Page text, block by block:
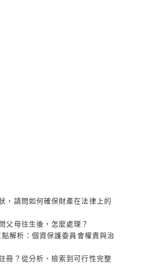
，請問如何確保財產在法律上的
父母往生後，怎麼處理？
解析：個資保護委員會權責與治
冊？從分析、檢索到可行性完整